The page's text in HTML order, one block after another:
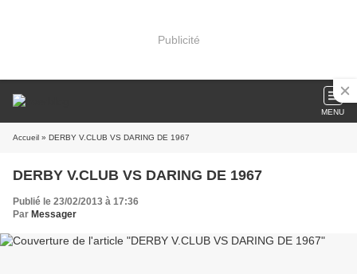
Publicité
MENU
Accueil » DERBY V.CLUB VS DARING DE 1967
DERBY V.CLUB VS DARING DE 1967
Publié le 23/02/2013 à 17:36
Par Messager